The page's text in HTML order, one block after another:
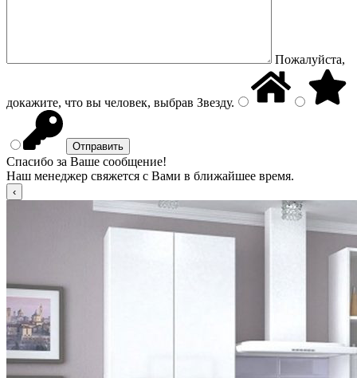
Пожалуйста,
докажите, что вы человек, выбрав Звезду.
Спасибо за Ваше сообщение!
Наш менеджер свяжется с Вами в ближайшее время.